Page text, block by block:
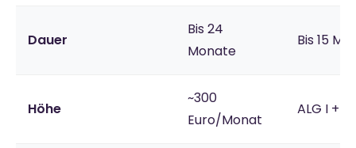
Dauer
Bis 24
Monate
Bis 15
Höhe
~300
Euro/Monat
ALG I +